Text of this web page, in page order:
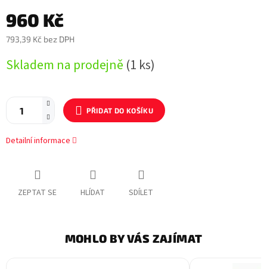
960 Kč
793,39 Kč bez DPH
cena:
Skladem na prodejně (1 ks)
PŘIDAT DO KOŠÍKU
Detailní informace
ZEPTAT SE HLÍDAT SDÍLET
MOHLO BY VÁS ZAJÍMAT